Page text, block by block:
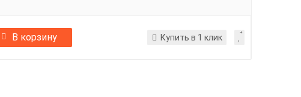
В корзину Купить в 1 клик